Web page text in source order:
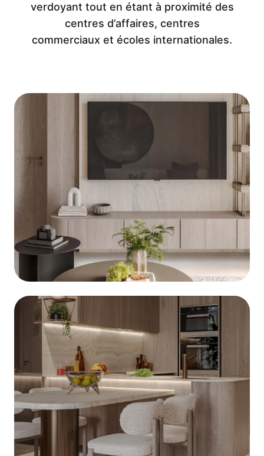
verdoyant tout en étant à proximité des
centres d’affaires, centres
commerciaux et écoles internationales.